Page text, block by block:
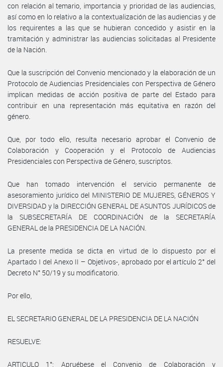
con relación al temario, importancia y prioridad de las audiencias,
así como en lo relativo a la contextualización de las audiencias y de
los requirentes a las que se hubieran concedido y asistir en la
tramitación y administrar las audiencias solicitadas al Presidente
de la Nación.
Que la suscripción del Convenio mencionado y la elaboración de un
Protocolo de Audiencias Presidenciales con Perspectiva de Género
implican medidas de acción positiva de parte del Estado para
contribuir en una representación más equitativa en razón del
género.
Que, por todo ello, resulta necesario aprobar el Convenio de
Colaboración y Cooperación y el Protocolo de Audiencias
Presidenciales con Perspectiva de Género, suscriptos.
Que han tomado intervención el servicio permanente de
asesoramiento jurídico del MINISTERIO DE MUJERES, GÉNEROS Y
DIVERSIDAD y la DIRECCIÓN GENERAL DE ASUNTOS JURÍDICOS de
la SUBSECRETARÍA DE COORDINACIÓN de la SECRETARÍA
GENERAL de la PRESIDENCIA DE LA NACIÓN.
La presente medida se dicta en virtud de lo dispuesto por el
Apartado I del Anexo II – Objetivos-, aprobado por el artículo 2° del
Decreto N° 50/19 y su modificatorio.
Por ello,
EL SECRETARIO GENERAL DE LA PRESIDENCIA DE LA NACIÓN
RESUELVE:
ARTICULO 1°: Apruébese el Convenio de Colaboración y